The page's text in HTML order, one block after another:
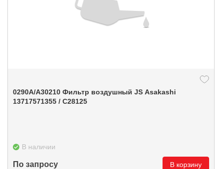
0290А/A30210 Фильтр воздушный JS Asakashi
13717571355 / C28125
В наличии
По запросу В корзину